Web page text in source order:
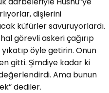
dişlerini
küfürler savuruyorlardı.
görevli askeri çağırıp
öyle getirin. Onun
gitti. Şimdiye kadar ki
değerlendirdi. Ama bunun
dediler.